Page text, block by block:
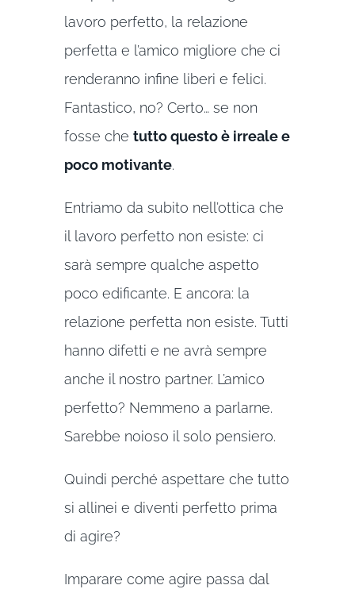
lavoro perfetto, la relazione
perfetta e l’amico migliore che ci
renderanno infine liberi e felici.
Fantastico, no? Certo… se non
fosse che tutto questo è irreale e
poco motivante.
Entriamo da subito nell’ottica che
il lavoro perfetto non esiste: ci
sarà sempre qualche aspetto
poco edificante. E ancora: la
relazione perfetta non esiste. Tutti
hanno difetti e ne avrà sempre
anche il nostro partner. L’amico
perfetto? Nemmeno a parlarne.
Sarebbe noioso il solo pensiero.
Quindi perché aspettare che tutto
si allinei e diventi perfetto prima
di agire?
Imparare come agire passa dal